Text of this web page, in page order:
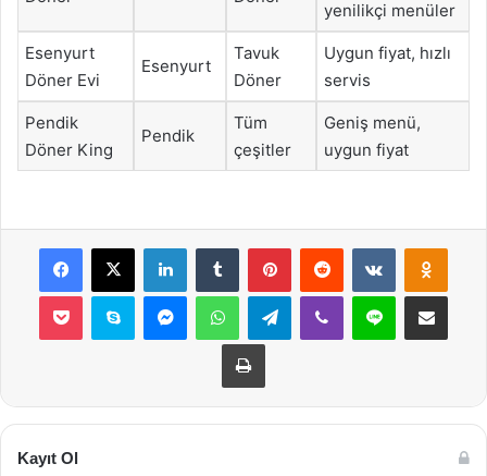
yenilikçi menüler
Esenyurt
Döner Evi
Esenyurt
Tavuk
Döner
Uygun fiyat, hızlı
servis
Pendik
Döner King
Pendik
Tüm
çeşitler
Geniş menü,
uygun fiyat
Facebook
X LinkedInTumblr PinterestReddit VKontakte
Pocket Skype MessengerWhatsAppTelegramViber Line E-Posta ile
Yazdır
Kayıt Ol